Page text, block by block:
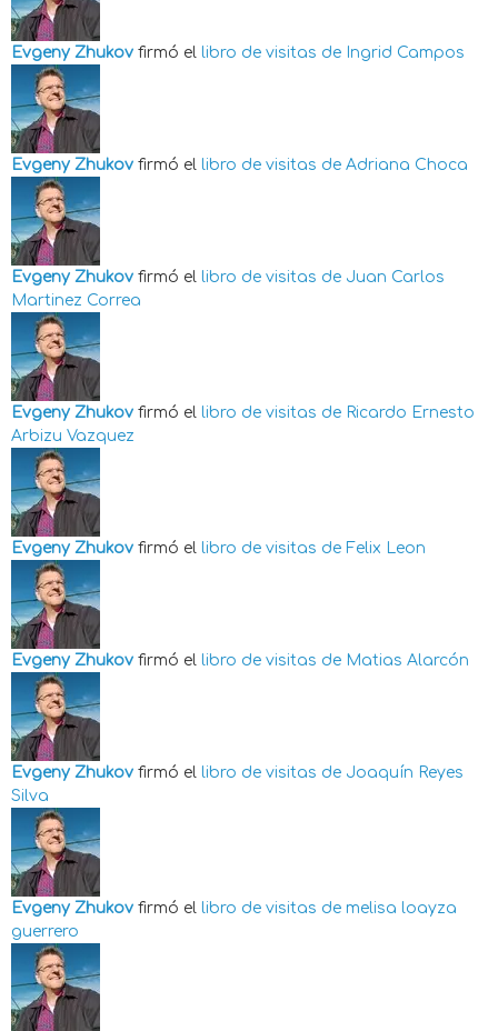
Evgeny Zhukov firmó el libro de visitas de Ingrid Campos
Evgeny Zhukov firmó el libro de visitas de Adriana Choca
Evgeny Zhukov firmó el libro de visitas de Juan Carlos
Martinez Correa
Evgeny Zhukov firmó el libro de visitas de Ricardo Ernesto
Arbizu Vazquez
Evgeny Zhukov firmó el libro de visitas de Felix Leon
Evgeny Zhukov firmó el libro de visitas de Matias Alarcón
Evgeny Zhukov firmó el libro de visitas de Joaquín Reyes
Silva
Evgeny Zhukov firmó el libro de visitas de melisa loayza
guerrero